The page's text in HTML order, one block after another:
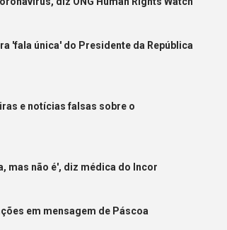
'fala única' do Presidente da República
e notícias falsas sobre o
mas não é', diz médica do Incor
em mensagem de Páscoa